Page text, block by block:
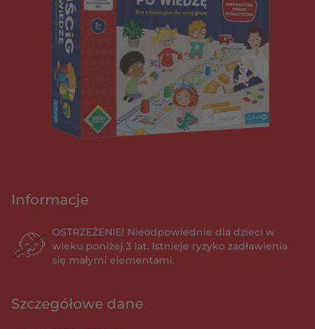
Informacje
OSTRZEŻENIE! Nieodpowiednie dla dzieci w
wieku poniżej 3 lat. Istnieje ryzyko zadławienia
się małymi elementami.
Szczegółowe dane